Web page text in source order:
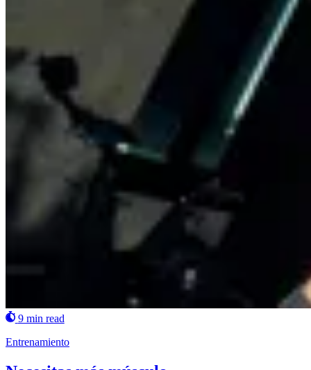
9 min read
Entrenamiento